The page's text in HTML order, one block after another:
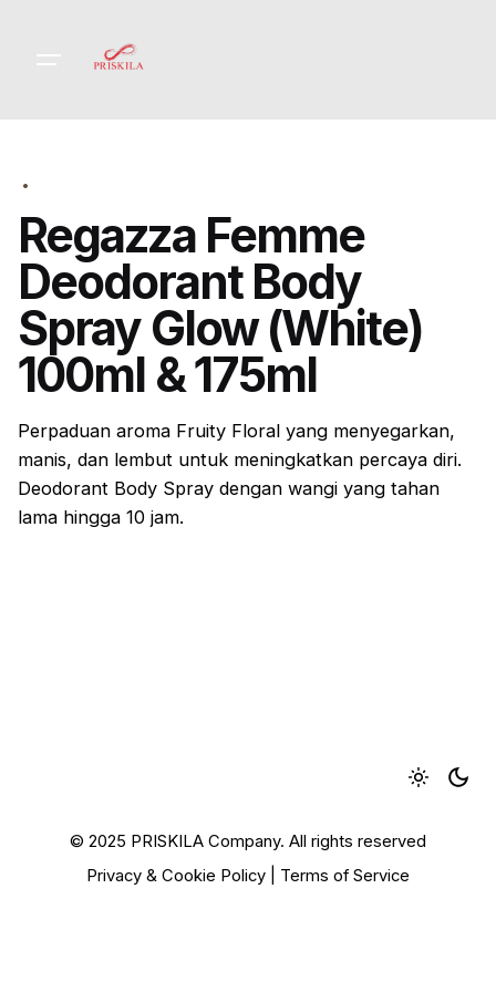
Regazza Femme
Deodorant Body
Spray Glow (White)
100ml & 175ml
Perpaduan aroma Fruity Floral yang menyegarkan,
manis, dan lembut untuk meningkatkan percaya diri.
Deodorant Body Spray dengan wangi yang tahan
lama hingga 10 jam.
© 2025 PRISKILA Company. All rights reserved
Privacy & Cookie Policy
Terms of Service